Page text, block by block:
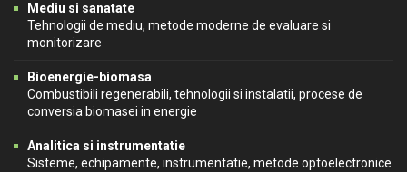
Mediu si sanatate
Tehnologii de mediu, metode moderne de evaluare si
monitorizare
Bioenergie-biomasa
Combustibili regenerabili, tehnologii si instalatii, procese de
conversia biomasei in energie
Analitica si instrumentatie
Sisteme, echipamente, instrumentatie, metode optoelectronice